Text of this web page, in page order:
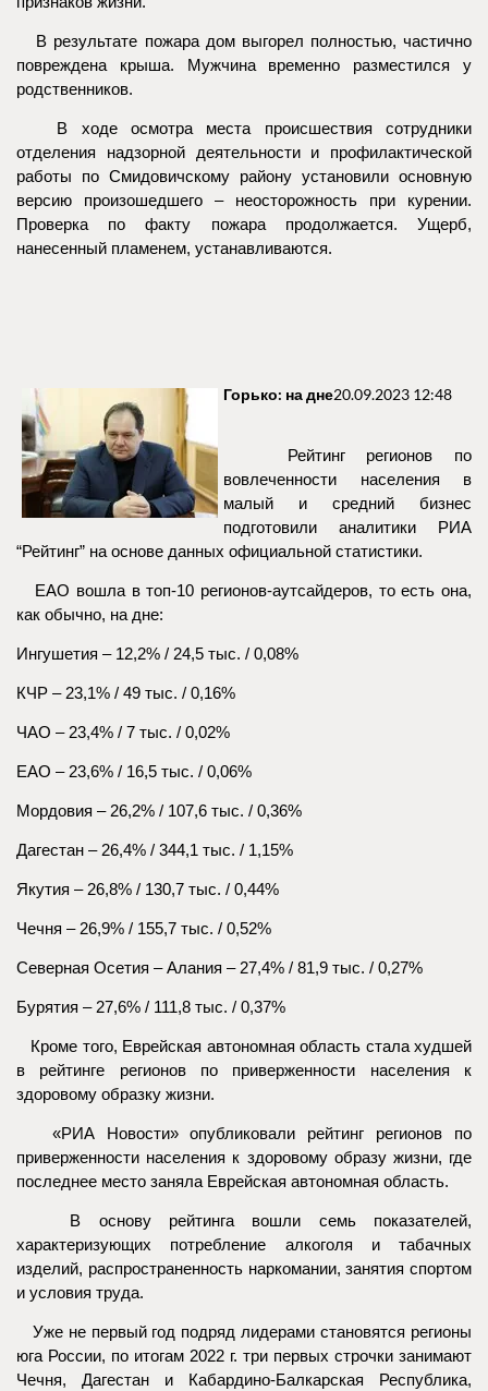
В результате пожара дом выгорел полностью, частично
повреждена крыша. Мужчина временно разместился у
родственников.
В ходе осмотра места происшествия сотрудники
отделения надзорной деятельности и профилактической
работы по Смидовичскому району установили основную
версию произошедшего – неосторожность при курении.
Проверка по факту пожара продолжается. Ущерб,
нанесенный пламенем, устанавливаются.
Горько: на дне20.09.2023 12:48
Рейтинг регионов по
вовлеченности населения в
малый и средний бизнес
подготовили аналитики РИА
“Рейтинг” на основе данных официальной статистики.
ЕАО вошла в топ-10 регионов-аутсайдеров, то есть она,
как обычно, на дне:
Ингушетия – 12,2% / 24,5 тыс. / 0,08%
КЧР – 23,1% / 49 тыс. / 0,16%
ЧАО – 23,4% / 7 тыс. / 0,02%
ЕАО – 23,6% / 16,5 тыс. / 0,06%
Мордовия – 26,2% / 107,6 тыс. / 0,36%
Дагестан – 26,4% / 344,1 тыс. / 1,15%
Якутия – 26,8% / 130,7 тыс. / 0,44%
Чечня – 26,9% / 155,7 тыс. / 0,52%
Северная Осетия – Алания – 27,4% / 81,9 тыс. / 0,27%
Бурятия – 27,6% / 111,8 тыс. / 0,37%
Кроме того, Еврейская автономная область стала худшей
в рейтинге регионов по приверженности населения к
здоровому образку жизни.
«РИА Новости» опубликовали рейтинг регионов по
приверженности населения к здоровому образу жизни, где
последнее место заняла Еврейская автономная область.
В основу рейтинга вошли семь показателей,
характеризующих потребление алкоголя и табачных
изделий, распространенность наркомании, занятия спортом
и условия труда.
Уже не первый год подряд лидерами становятся регионы
юга России, по итогам 2022 г. три первых строчки занимают
Чечня, Дагестан и Кабардино-Балкарская Республика,